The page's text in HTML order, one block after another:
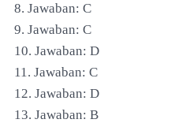
8. Jawaban: C
9. Jawaban: C
10. Jawaban: D
11. Jawaban: C
12. Jawaban: D
13. Jawaban: B